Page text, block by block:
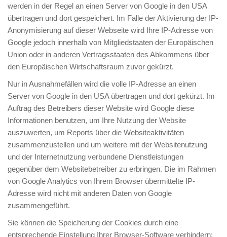
werden in der Regel an einen Server von Google in den USA
übertragen und dort gespeichert. Im Falle der Aktivierung der IP-
Anonymisierung auf dieser Webseite wird Ihre IP-Adresse von
Google jedoch innerhalb von Mitgliedstaaten der Europäischen
Union oder in anderen Vertragsstaaten des Abkommens über
den Europäischen Wirtschaftsraum zuvor gekürzt.
Nur in Ausnahmefällen wird die volle IP-Adresse an einen
Server von Google in den USA übertragen und dort gekürzt. Im
Auftrag des Betreibers dieser Website wird Google diese
Informationen benutzen, um Ihre Nutzung der Website
auszuwerten, um Reports über die Websiteaktivitäten
zusammenzustellen und um weitere mit der Websitenutzung
und der Internetnutzung verbundene Dienstleistungen
gegenüber dem Websitebetreiber zu erbringen. Die im Rahmen
von Google Analytics von Ihrem Browser übermittelte IP-
Adresse wird nicht mit anderen Daten von Google
zusammengeführt.
Sie können die Speicherung der Cookies durch eine
entsprechende Einstellung Ihrer Browser-Software verhindern;